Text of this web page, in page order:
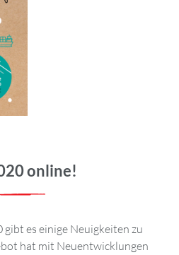
online!
es einige Neuigkeiten zu
hat mit Neuentwicklungen